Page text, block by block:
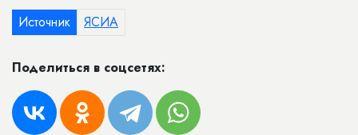
Источник ЯСИА
Поделиться в соцсетях: